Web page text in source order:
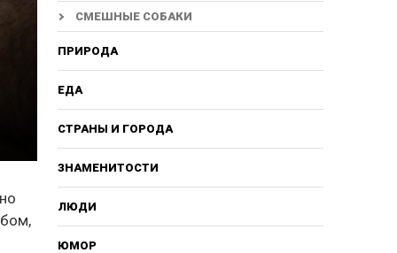
СМЕШНЫЕ СОБАКИ
ПРИРОДА
ЕДА
СТРАНЫ И ГОРОДА
ЗНАМЕНИТОСТИ
ЛЮДИ
ЮМОР